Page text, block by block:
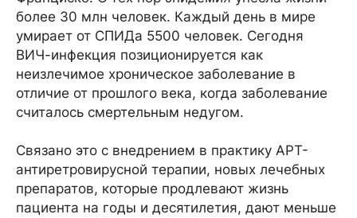
более 30 млн человек. Каждый день в мире
умирает от СПИДа 5500 человек. Сегодня
ВИЧ-инфекция позиционируется как
неизлечимое хроническое заболевание в
отличие от прошлого века, когда заболевание
считалось смертельным недугом.
Связано это с внедрением в практику АРТ-
антиретровирусной терапии, новых лечебных
препаратов, которые продлевают жизнь
пациента на годы и десятилетия, дают меньше